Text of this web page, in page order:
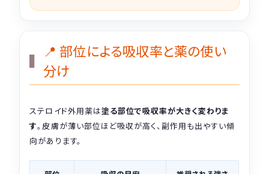
📍 部位による吸収率と薬の使い
分け
ステロイド外用薬は塗る部位で吸収率が大きく変わりま
す。皮膚が薄い部位ほど吸収が高く、副作用も出やすい傾
向があります。